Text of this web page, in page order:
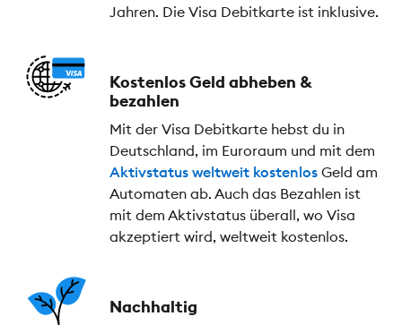
Jahren. Die Visa Debitkarte ist inklusive.
Kostenlos Geld abheben &
bezahlen
Mit der Visa Debitkarte hebst du in
Deutschland, im Euroraum und mit dem
Aktivstatus weltweit kostenlos Geld am
Automaten ab. Auch das Bezahlen ist
mit dem Aktivstatus überall, wo Visa
akzeptiert wird, weltweit kostenlos.
Nachhaltig